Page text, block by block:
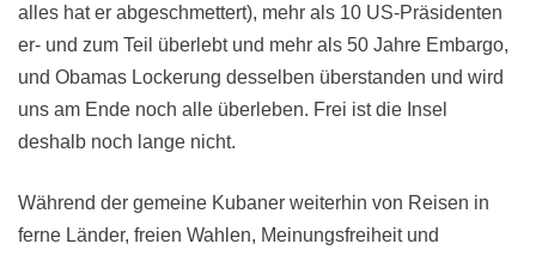
alles hat er abgeschmettert), mehr als 10 US-Präsidenten
er- und zum Teil überlebt und mehr als 50 Jahre Embargo,
und Obamas Lockerung desselben überstanden und wird
uns am Ende noch alle überleben. Frei istdie Insel
deshalb noch lange nicht.
Während der gemeine Kubaner weiterhin von Reisen in
ferne Länder, freien Wahlen, Meinungsfreiheit und